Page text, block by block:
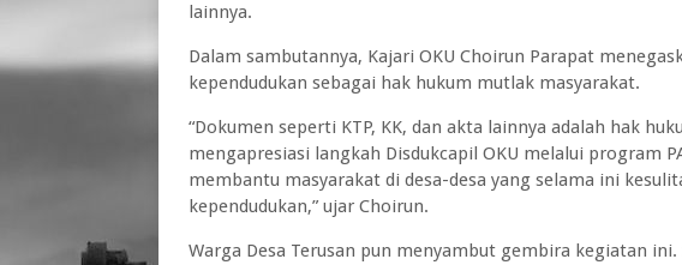
lainnya.
Dalam sambutannya, Kajari OKU Choirun Parapat
kependudukan sebagai hak hukum mutlak masyarakat.
“Dokumen seperti KTP, KK, dan akta lainnya adalah hak
mengapresiasi langkah Disdukcapil OKU melalui program
membantu masyarakat di desa-desa yang selama ini
kependudukan,” ujar Choirun.
Warga Desa Terusan pun menyambut gembira kegiatan